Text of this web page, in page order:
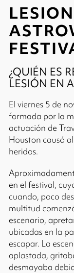
¿QUIÉN ES
LESIÓN EN
El viernes 5 de
formada por la
actuación de
Houston causó
heridos.
en el festival,
cuando, poco
multitud
escenario,
ubicadas en la
escapar. La
aplastada,
desmayaba